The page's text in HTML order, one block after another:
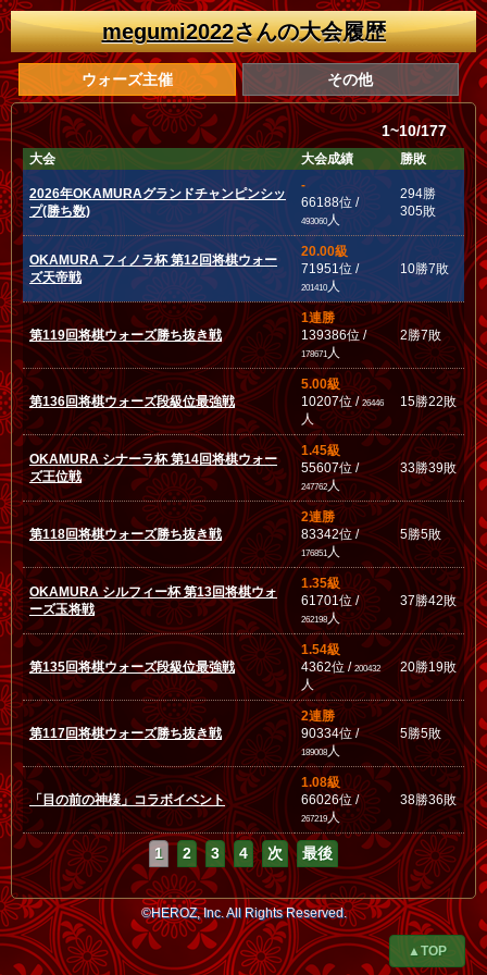
megumi2022さんの大会履歴
ウォーズ主催 その他
1~10/177
大会 大会成績 勝敗
2026年OKAMURAグランドチャンピンシッ
プ(勝ち数)
-
66188位 /
493060人
294勝
305敗
OKAMURA フィノラ杯 第12回将棋ウォー
ズ天帝戦
20.00級
71951位 /
201410 人
10勝7敗
第119回将棋ウォーズ勝ち抜き戦
1連勝
139386位 /
178671 人
2勝7敗
第136回将棋ウォーズ段級位最強戦
5.00級
10207位 /26446
人
15勝22敗
OKAMURA シナーラ杯 第14回将棋ウォー
ズ王位戦
1.45級
55607位 /
247762人
33勝39敗
第118回将棋ウォーズ勝ち抜き戦
2連勝
83342位 /
176851 人
5勝5敗
OKAMURA シルフィー杯 第13回将棋ウォ
ーズ玉将戦
1.35級
61701位 /
262198人
37勝42敗
第135回将棋ウォーズ段級位最強戦
1.54級
4362位 /200432
人
20勝19敗
第117回将棋ウォーズ勝ち抜き戦
2連勝
90334位 /
189008人
5勝5敗
「目の前の神様」コラボイベント
1.08級
66026位 /
267219人
38勝36敗
1 2 3 4 次 最後
©HEROZ, Inc. All Rights Reserved.
▲TOP